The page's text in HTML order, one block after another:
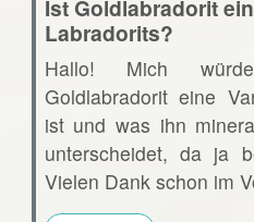
Ist Goldlabradorit
Labradorits?
Hallo! Mich
Goldlabradorit eine
ist und was ihn
unterscheidet, da ja
Vielen Dank schon im